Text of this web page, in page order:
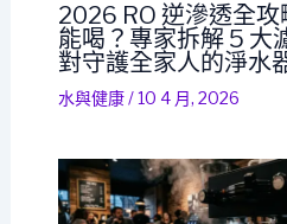
2026 RO 逆滲透全
能喝？專家拆解 5 大
對守護全家人的淨水
水與健康/10 4 月, 2026